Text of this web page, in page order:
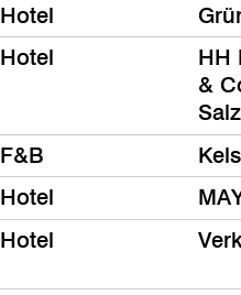
Hotel
Hotel
HH
&
F&B
Hotel
Hotel